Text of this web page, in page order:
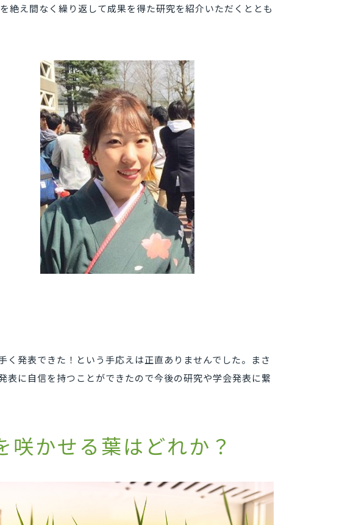
絶え間なく繰り返して成果を得た研究を紹介いただくととも
発表できた！という手応えは正直ありませんでした。まさ
に自信を持つことができたので今後の研究や学会発表に繋
かせる葉はどれか？